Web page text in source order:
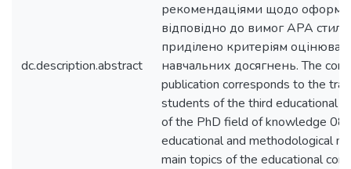
dc.description.abstract
рекомендаціями щодо
відповідно до вимог APA
приділено критеріям
навчальних досягнень. The
publication corresponds to the
students of the third educational
of the PhD field of knowledge 08
educational and methodological
main topics of the educational